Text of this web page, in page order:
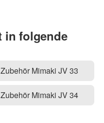
in folgende
Zubehör Mimaki JV 33
Zubehör Mimaki JV 34